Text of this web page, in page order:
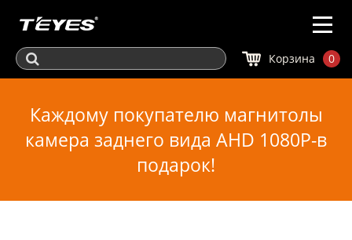
Корзина 0
Каждому покупателю магнитолы
камера заднего вида AHD 1080P-в
подарок!